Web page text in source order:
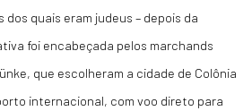
quais eram judeus – depois da
foi encabeçada pelos marchands
que escolheram a cidade de Colônia
internacional, com voo direto para